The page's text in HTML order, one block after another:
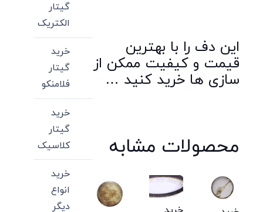
این دف را با بهترین
قیمت و کیفیت ممکن از
سازی ها خرید کنید …
محصولات مشابه
گیتار
الکتریک
خرید
گیتار
فلامنکو
خرید
گیتار
کلاسیک
خرید
انواع
دیگر